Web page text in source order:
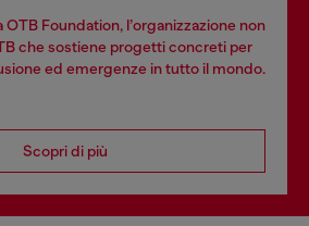
OTB Foundation, l’organizzazione non
che sostiene progetti concreti per
ed emergenze in tutto il mondo.
Scopri di più